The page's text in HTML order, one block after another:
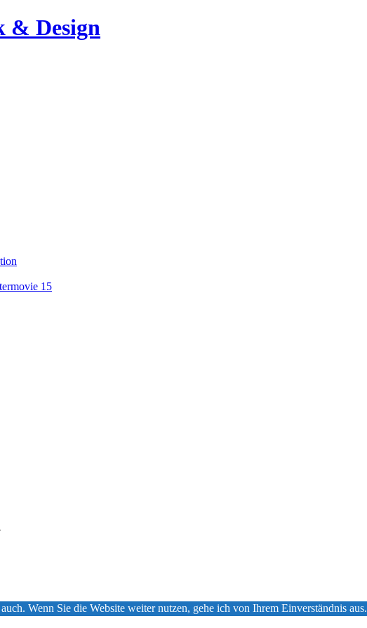
& Design
15
Wenn Sie die Website weiter nutzen, gehe ich von Ihrem Einverständnis aus.